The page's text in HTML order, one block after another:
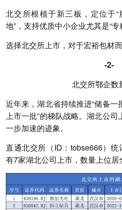
北交所根植于新三板，定位于
地”，支持优质中小企业尤其是“专
选择北交所上市，对于宏裕包材
-2-
北交所鄂企数
近年来，湖北省持续推进“储备一
上市一批”的梯队战略。湖北公
一步加速的迹象。
直通北交所（ID：tobse666）
有7家湖北公司上市，数量上位居